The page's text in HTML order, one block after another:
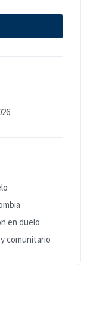
en duelo
comunitario